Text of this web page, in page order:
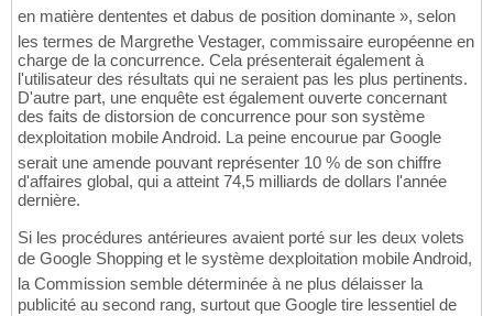
en matière dententes et dabus de position dominante », selon
les termes de Margrethe Vestager, commissaire européenne en
charge de la concurrence. Cela présenterait également à
l'utilisateur des résultats qui ne seraient pas les plus pertinents.
D'autre part, une enquête est également ouverte concernant
des faits de distorsion de concurrence pour son système
dexploitation mobile Android. La peine encourue par Google
serait une amende pouvant représenter 10 % de son chiffre
d'affaires global, qui a atteint 74,5 milliards de dollars l'année
dernière.
Si les procédures antérieures avaient porté sur les deux volets
de Google Shopping et le système dexploitation mobile Android,
la Commission semble déterminée à ne plus délaisser la
publicité au second rang, surtout que Google tire lessentiel de